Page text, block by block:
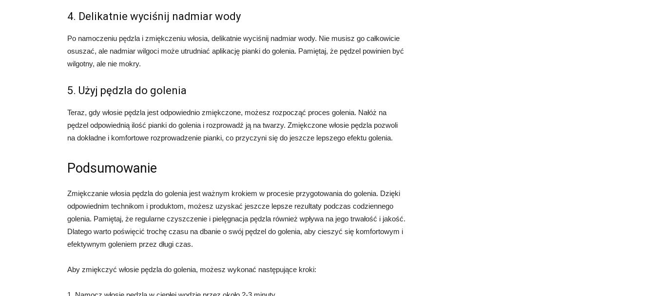
4. Delikatnie wyciśnij nadmiar wody
Po namoczeniu pędzla i zmiękczeniu włosia, delikatnie wyciśnij nadmiar wody. Nie musisz go całkowicie
osuszać, ale nadmiar wilgoci może utrudniać aplikację pianki do golenia. Pamiętaj, że pędzel powinien być
wilgotny, ale nie mokry.
5. Użyj pędzla do golenia
Teraz, gdy włosie pędzla jest odpowiednio zmiękczone, możesz rozpocząć proces golenia. Nałóż na
pędzel odpowiednią ilość pianki do golenia i rozprowadź ją na twarzy. Zmiękczone włosie pędzla pozwoli
na dokładne i komfortowe rozprowadzenie pianki, co przyczyni się do jeszcze lepszego efektu golenia.
Podsumowanie
Zmiękczanie włosia pędzla do golenia jest ważnym krokiem w procesie przygotowania do golenia. Dzięki
odpowiednim technikom i produktom, możesz uzyskać jeszcze lepsze rezultaty podczas codziennego
golenia. Pamiętaj, że regularne czyszczenie i pielęgnacja pędzla również wpływa na jego trwałość i jakość.
Dlatego warto poświęcić trochę czasu na dbanie o swój pędzel do golenia, aby cieszyć się komfortowym i
efektywnym goleniem przez długi czas.
Aby zmiękczyć włosie pędzla do golenia, możesz wykonać następujące kroki: